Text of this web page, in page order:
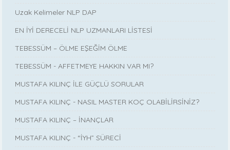
Uzak Kelimeler NLP DAP
EN İYİ DERECELİ NLP UZMANLARI LİSTESİ
TEBESSÜM – ÖLME EŞEĞİM ÖLME
TEBESSÜM - AFFETMEYE HAKKIN VAR MI?
MUSTAFA KILINÇ İLE GÜÇLÜ SORULAR
MUSTAFA KILINÇ - NASIL MASTER KOÇ OLABİLİRSİNİZ?
MUSTAFA KILINÇ – İNANÇLAR
MUSTAFA KILINÇ - “İYH” SÜRECİ